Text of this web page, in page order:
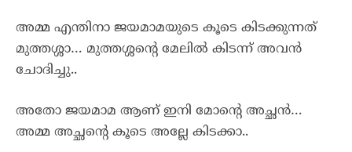
അമ്മ എന്തിനാ ജയമാമയുടെ കൂടെ കിടക്കുന്നത്
മുത്തശ്ശാ… മുത്തശ്ശന്റെ മേലിൽ കിടന്ന് അവൻ
ചോദിച്ചു..
അതോ ജയമാമ ആണ് ഇനി മോന്റെ അച്ഛൻ…
അമ്മ അച്ഛന്റെ കൂടെ അല്ലേ കിടക്കാ..